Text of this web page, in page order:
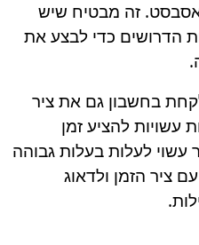
אסבסט. זה מבטיח שיש
הדרושים כדי לבצע את
בחשבון גם את ציר
עשויות להציע זמן
לעלות בעלות גבוהה
ציר הזמן ולדאוג